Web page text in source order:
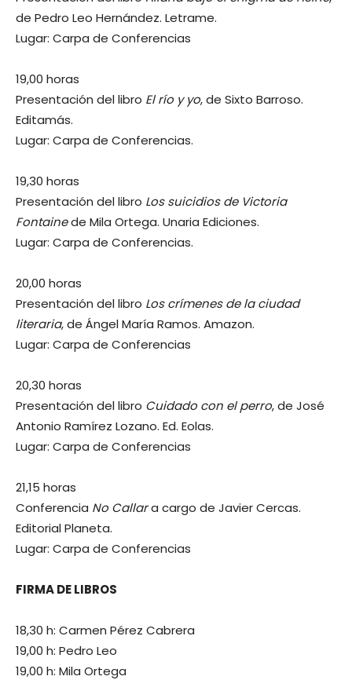
de Pedro Leo Hernández. Letrame.
Lugar: Carpa de Conferencias
19,00 horas
Presentación del libro El río y yo, de Sixto Barroso.
Editamás.
Lugar: Carpa de Conferencias.
19,30 horas
Presentación del libro Los suicidios de Victoria
Fontainede Mila Ortega. Unaria Ediciones.
Lugar: Carpa de Conferencias.
20,00 horas
Presentación del libro Los crímenes de la ciudad
literaria, de Ángel María Ramos. Amazon.
Lugar: Carpa de Conferencias
20,30 horas
Presentación del libro Cuidado con el perro, de José
Antonio Ramírez Lozano. Ed. Eolas.
Lugar: Carpa de Conferencias
21,15 horas
Conferencia No Callara cargo de Javier Cercas.
Editorial Planeta.
Lugar: Carpa de Conferencias
FIRMA DE LIBROS
18,30 h: Carmen Pérez Cabrera
19,00 h: Pedro Leo
19,00 h: Mila Ortega